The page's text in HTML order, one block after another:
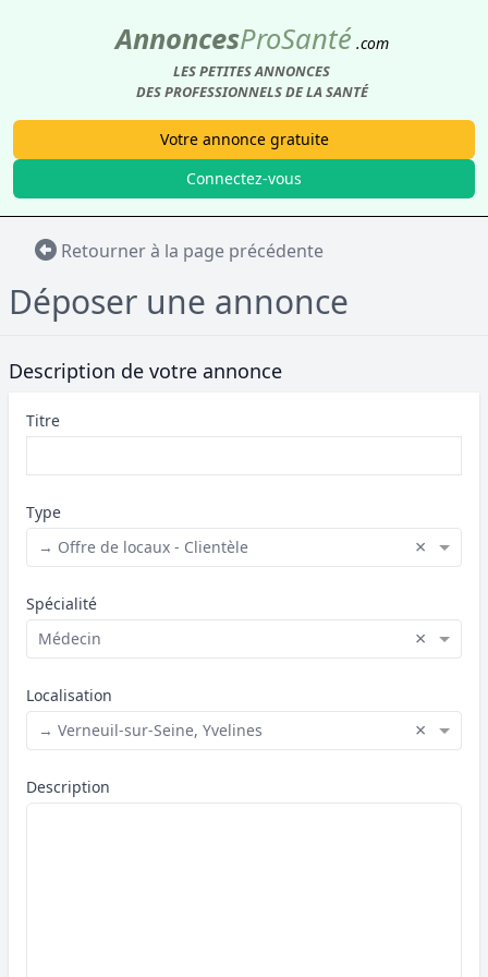
AnnoncesProSanté .com
LES PETITES ANNONCES
DES PROFESSIONNELS DE LA SANTÉ
Votre annonce gratuite
Connectez-vous
Retourner à la page précédente
Déposer une annonce
Description de votre annonce
Titre
Type
→ Offre de locaux - Clientèle
×
Spécialité
Médecin
×
Localisation
→ Verneuil-sur-Seine, Yvelines
×
Description